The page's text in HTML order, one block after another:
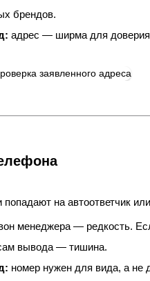
брендов.
адрес — ширма для
попадают на автоответчик
менеджера — редкость.
вывода — тишина.
номер нужен для вида, а не